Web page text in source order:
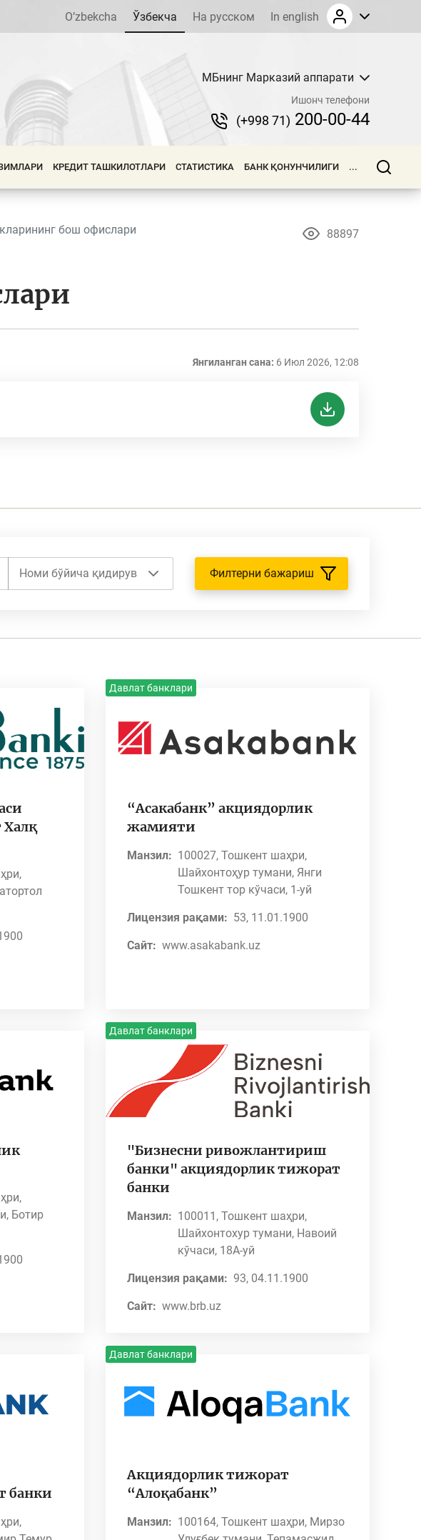
O’zbekcha Ўзбекча На русском In english
МБнинг Марказий аппарати
Ишонч телефони
(+998 71) 200-00-44
КРЕДИТ ТАШКИЛОТЛАРИ СТАТИСТИКА БАНК ҚОНУНЧИЛИГИ ...
бош офислари 88897
Янгиланган сана: 6 Июл 2026, 12:08
Номи бўйича қидирув Филтерни бажариш
Давлат банклари
“Асакабанк” акциядорлик
жамияти
Манзил: 100027, Тошкент шаҳри,
Шайхонтоҳур тумани, Янги
Тошкент тор кўчаси, 1-уй
Лицензия рақами: 53, 11.01.1900
Сайт: www.asakabank.uz
Ботир
Давлат банклари
"Бизнесни ривожлантириш
банки" акциядорлик тижорат
банки
Манзил: 100011, Тошкент шаҳри,
Шайхонтохур тумани, Навоий
кўчаси, 18А-уй
Лицензия рақами: 93, 04.11.1900
Сайт: www.brb.uz
банки
Давлат банклари
Акциядорлик тижорат
“Алоқабанк”
Манзил: 100164, Тошкент шаҳри, Мирзо